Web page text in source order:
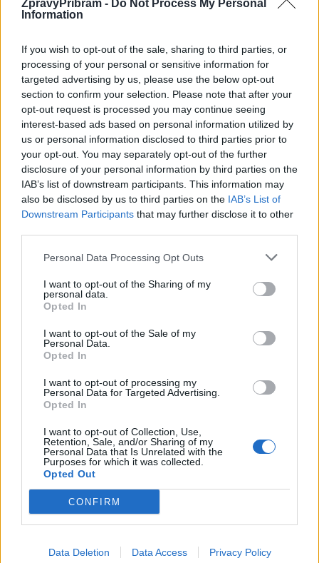
ZpravyPribram - Do Not Process My Personal
Information
If you wish to opt-out of the sale, sharing to third parties, or
processing of your personal or sensitive information for
targeted advertising by us, please use the below opt-out
section to confirm your selection. Please note that after your
opt-out request is processed you may continue seeing
interest-based ads based on personal information utilized by
us or personal information disclosed to third parties prior to
your opt-out. You may separately opt-out of the further
disclosure of your personal information by third parties on the
IAB’s list of downstream participants. This information may
also be disclosed by us to third parties on the IAB’s List of
Downstream Participants that may further disclose it to other
Personal Data Processing Opt Outs
I want to opt-out of the Sharing of my
personal data.
Opted In
I want to opt-out of the Sale of my
Personal Data.
Opted In
I want to opt-out of processing my
Personal Data for Targeted Advertising.
Opted In
I want to opt-out of Collection, Use,
Retention, Sale, and/or Sharing of my
Personal Data that Is Unrelated with the
Purposes for which it was collected.
Opted Out
CONFIRM
Data Deletion Data Access Privacy Policy
Výstava Czech Press Photo
opět v příbramské galerii
Příbram stále neví, zda dostane
dotaci na „Špalíček“
SOUVISEJÍCÍ ČLÁNKY
VÍCE OD AUTORA
Zpravodajství
Většina koupališť na Příbramsku nabízí
výborné podmínky. Horší voda je jen na
Živohošti
Příbram modernizuje parkovací automaty.
Přibudou i tři nové poblíž Svaté Hory
Zpravodajství
Středočeský kraj upravil pravidla soutěže.
vzniku odpadu